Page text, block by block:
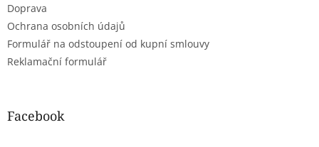
Doprava
Ochrana osobních údajů
Formulář na odstoupení od kupní smlouvy
Reklamační formulář
Facebook